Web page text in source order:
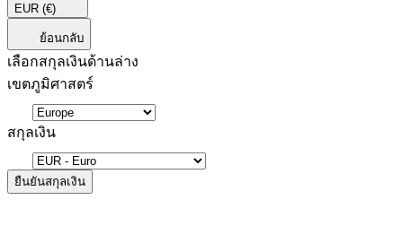
EUR (€)
ย้อนกลับ
เลือกสกุลเงินด้านล่าง
เขตภูมิศาสตร์
สกุลเงิน
ยืนยันสกุลเงิน